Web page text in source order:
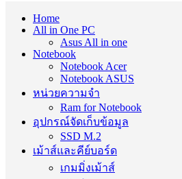
Home
All in One PC
Asus All in one
Notebook
Notebook Acer
Notebook ASUS
หน่วยความจำ
Ram for Notebook
อุปกรณ์จัดเก็บข้อมูล
SSD M.2
เม้าส์และคีย์บอร์ด
เกมมิ่งเม้าส์